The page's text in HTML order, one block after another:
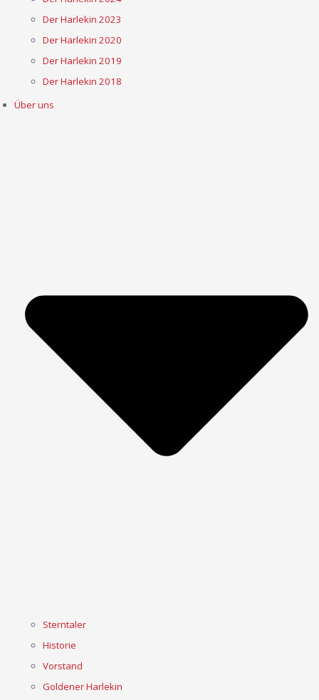
Der Harlekin 2023
Der Harlekin 2020
Der Harlekin 2019
Der Harlekin 2018
Über uns
Sterntaler
Historie
Vorstand
Goldener Harlekin